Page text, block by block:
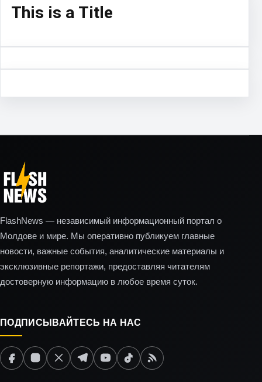
This is a Title
FlashNews — независимый информационный портал о
Молдове и мире. Мы оперативно публикуем главные
новости, важные события, аналитические материалы и
эксклюзивные репортажи, предоставляя читателям
достоверную информацию в любое время суток.
ПОДПИСЫВАЙТЕСЬ НА НАС